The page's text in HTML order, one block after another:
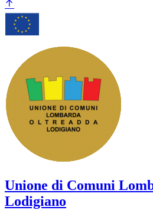
Unione di Comuni
Lodigiano